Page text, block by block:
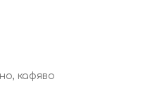
кафяво